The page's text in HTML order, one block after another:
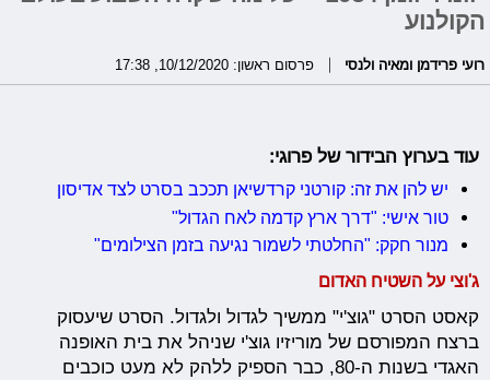
הקולנוע
רועי פרידמן ומאיה ולנסי פרסום ראשון: 10/12/2020, 17:38
עוד בערוץ הבידור של פרוגי:
יש להן את זה: קורטני קרדשיאן תככב בסרט לצד אדיסון
טור אישי: "דרך ארץ קדמה לאח הגדול"
מנור חקק: "החלטתי לשמור נגיעה בזמן הצילומים"
ג'וצי על השטיח האדום
קאסט הסרט "גוצ'י" ממשיך לגדול ולגדול. הסרט שיעסוק
ברצח המפורסם של מוריזיו גוצ'י שניהל את בית האופנה
האגדי בשנות ה-80, כבר הספיק ללהק לא מעט כוכבים